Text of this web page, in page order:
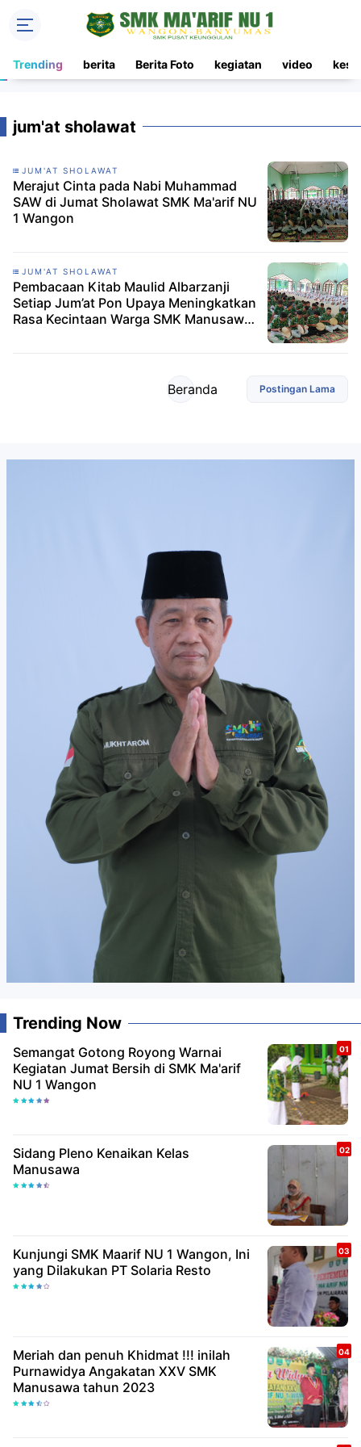
Trending berita Berita Foto kegiatan video
jum'at sholawat
JUM'AT SHOLAWAT
Merajut Cinta pada Nabi Muhammad
SAW di Jumat Sholawat SMK Ma'arif NU
1 Wangon
JUM'AT SHOLAWAT
Pembacaan Kitab Maulid Albarzanji
Setiap Jum’at Pon Upaya Meningkatkan
Rasa Kecintaan Warga SMK Manusawa
Postingan Lama
Beranda
Trending Now
Semangat Gotong Royong Warnai
Kegiatan Jumat Bersih di SMK Ma'arif
NU 1 Wangon
Sidang Pleno Kenaikan Kelas
Manusawa
Kunjungi SMK Maarif NU 1 Wangon, Ini
yang Dilakukan PT Solaria Resto
Meriah dan penuh Khidmat !!! inilah
Purnawidya Angakatan XXV SMK
Manusawa tahun 2023